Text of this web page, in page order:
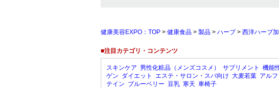
健康美容EXPO：TOP > 健康食品 > 製品 > ハーブ > 西洋ハーブ
■注目カテゴリ・コンテンツ
スキンケア 男性化粧品（メンズコスメ） サプリメント 機能
ゲン ダイエット エステ・サロン・スパ向け 大麦若葉 アル
テイン ブルーベリー 豆乳 寒天 車椅子